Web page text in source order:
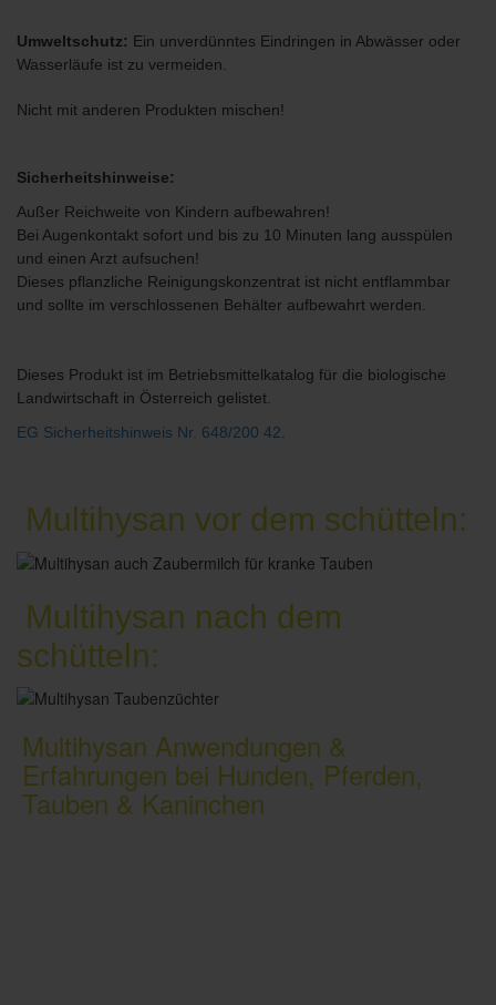
Umweltschutz: Ein unverdünntes Eindringen in Abwässer oder
Wasserläufe ist zu vermeiden.
Nicht mit anderen Produkten mischen!
Sicherheitshinweise:
Außer Reichweite von Kindern aufbewahren!
Bei Augenkontakt sofort und bis zu 10 Minuten lang ausspülen
und einen Arzt aufsuchen!
Dieses pflanzliche Reinigungskonzentrat ist nicht entflammbar
und sollte im verschlossenen Behälter aufbewahrt werden.
Dieses Produkt ist im Betriebsmittelkatalog für die biologische
Landwirtschaft in Österreich gelistet.
EG Sicherheitshinweis Nr. 648/200 42.
Multihysan vor dem schütteln:
Multihysan nach dem
schütteln:
Multihysan Anwendungen &
Erfahrungen bei Hunden, Pferden,
Tauben & Kaninchen